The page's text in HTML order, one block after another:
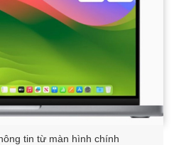
tin từ màn hình chính